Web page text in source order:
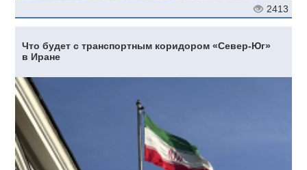
2413
Что будет с транспортным коридором «Север-Юг»
в Иране